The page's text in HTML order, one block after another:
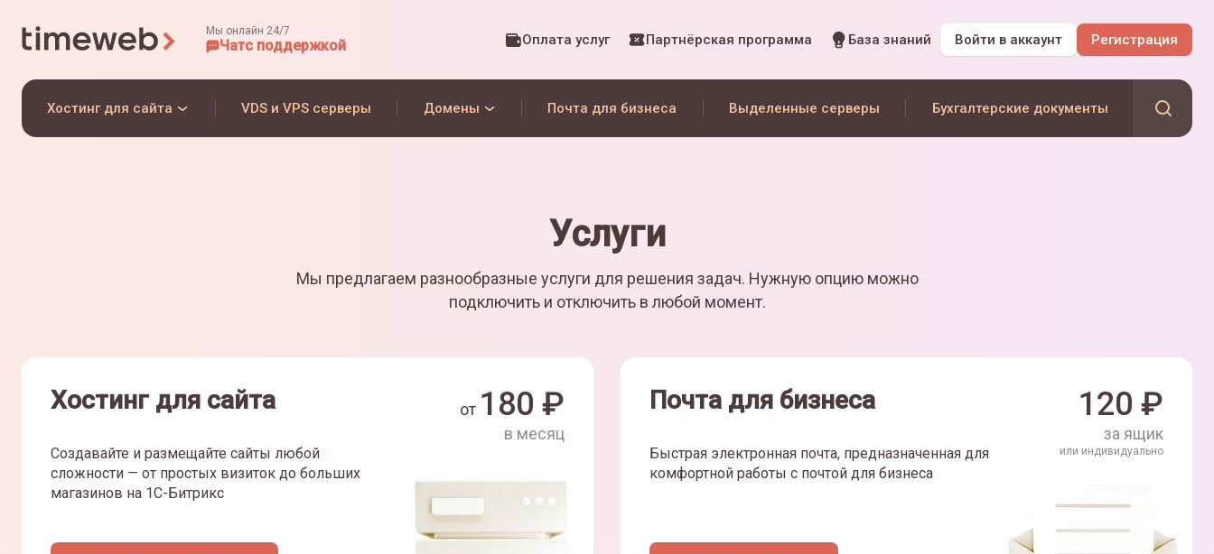
Мы онлайн 24/7
Чатс поддержкой Оплата услуг Партнёрская программа База знаний Войти в аккаунт Регистрация
Хостинг для сайта VDS и VPS серверы Домены Почта для бизнеса Выделенные серверы Бухгалтерские документы
Услуги
Мы предлагаем разнообразные услуги для решения задач. Нужную опцию можно
подключить и отключить в любой момент.
Хостинг для сайта
Создавайте и размещайте сайты любой
сложности — от простых визиток до больших
магазинов на 1С-Битрикс
от 180 ₽
в месяц
Почта для бизнеса
Быстрая электронная почта, предназначенная для
комфортной работы с почтой для бизнеса
120 ₽
за ящик
или индивидуально